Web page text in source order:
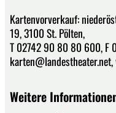
Kartenvorverkauf:
19, 3100 St. Pölten,
T 02742 90 80 80 600, F
Weitere